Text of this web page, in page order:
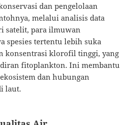
dan pengelolaan
melalui analisis data
satelit, para ilmuwan
spesies tertentu lebih suka
konsentrasi klorofil tinggi, yang
fitoplankton. Ini membantu
dan hubungan
laut.